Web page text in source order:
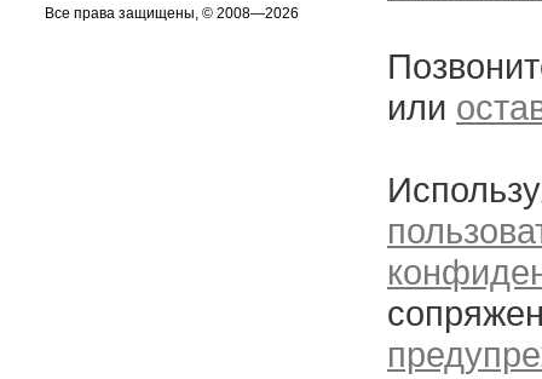
Все права защищены, © 2008—2026
или